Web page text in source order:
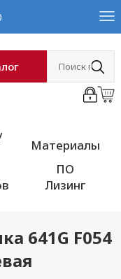
Материалы
ПО
Лизинг
641G F054